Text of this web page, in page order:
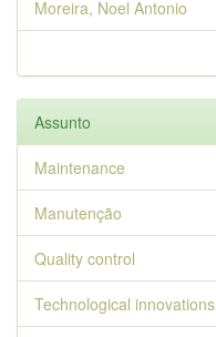
Moreira, Noel Antonio
Assunto
Maintenance
Manutenção
Quality control
Technological innovations